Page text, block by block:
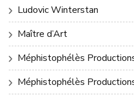
Ludovic Winterstan
Maître d’Art
Méphistophélès
Méphistophélès